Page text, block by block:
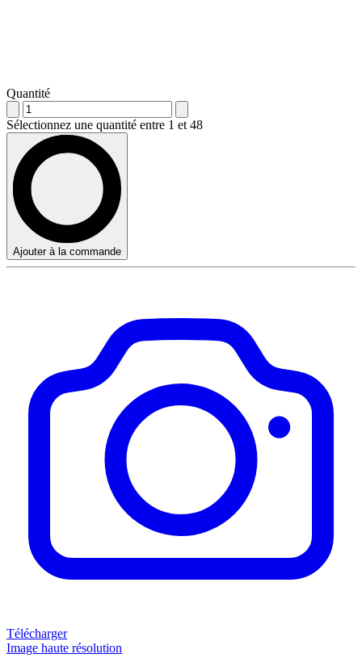
Quantité
Sélectionnez une quantité entre 1 et 48
Ajouter à la commande
Télécharger
Image haute résolution